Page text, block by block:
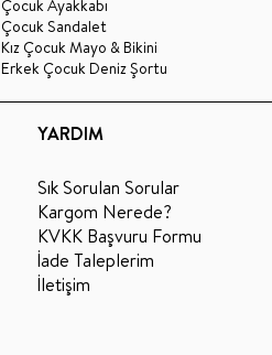
Çocuk Ayakkabı
Çocuk Sandalet
Kız Çocuk Mayo & Bikini
Erkek Çocuk Deniz Şortu
YARDIM
Sık Sorulan Sorular
Kargom Nerede?
KVKK Başvuru Formu
İade Taleplerim
İletişim